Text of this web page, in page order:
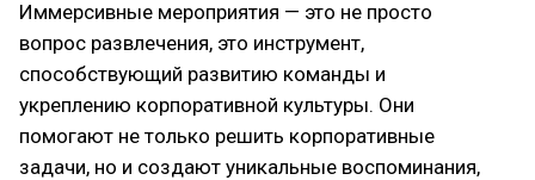
Иммерсивные мероприятия — это не просто
вопрос развлечения, это инструмент,
способствующий развитию команды и
укреплению корпоративной культуры. Они
помогают не только решить корпоративные
задачи, но и создают уникальные воспоминания,